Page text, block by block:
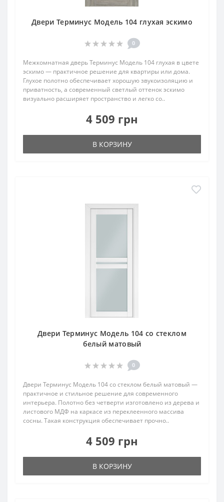
Двери Терминус Модель 104 глухая эскимо
0
Межкомнатная дверь Терминус Модель 104 глухая в цвете
эскимо — практичное решение для квартиры или дома.
Глухое полотно обеспечивает хорошую звукоизоляцию и
приватность, а современный светлый оттенок эскимо
визуально расширяет пространство и легко со..
4 509 грн
В КОРЗИНУ
Двери Терминус Модель 104 со стеклом
белый матовый
0
Двери Терминус Модель 104 со стеклом белый матовый —
практичное и стильное решение для современного
интерьера. Полотно без четверти изготовлено из дерева и
листового МДФ на каркасе из переклеенного массива
сосны. Такая конструкция обеспечивает прочно..
4 509 грн
В КОРЗИНУ